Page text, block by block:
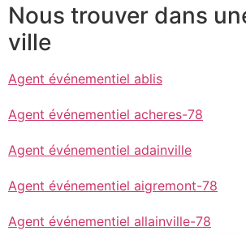
Nous trouver dans
ville
Agent événementiel ablis
Agent événementiel acheres-78
Agent événementiel adainville
Agent événementiel aigremont-78
Agent événementiel allainville-78